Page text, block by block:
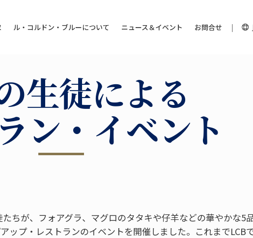
ル・コルドン・ブルーについて ニュース＆イベント お問合せ
生徒による
ン・イベント
たちが、フォアグラ、マグロのタタキや仔羊などの華やかな5
ップ・レストランのイベントを開催しました。これまでLCB